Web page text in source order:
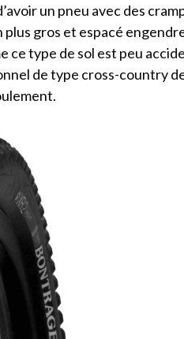
un pneu avec des
gros et espacé
ce type de sol est peu
de type cross-country